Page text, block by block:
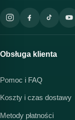
Obsługa klienta
Pomoc i FAQ
Koszty i czas dostawy
Metody płatności